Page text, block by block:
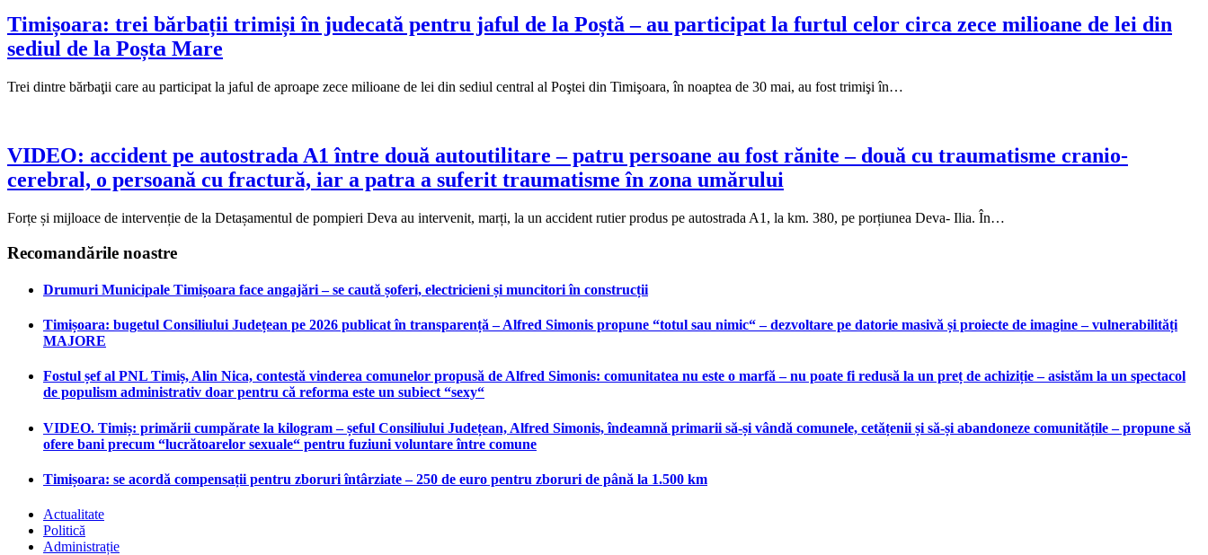
Timișoara: trei bărbații trimiși în judecată pentru jaful de la Poștă – au participat la furtul celor circa zece milioane de lei din
sediul de la Poșta Mare
Trei dintre bărbaţii care au participat la jaful de aproape zece milioane de lei din sediul central al Poştei din Timişoara, în noaptea de 30 mai, au fost trimişi în…
VIDEO: accident pe autostrada A1 între două autoutilitare – patru persoane au fost rănite – două cu traumatisme cranio-
cerebral, o persoană cu fractură, iar a patra a suferit traumatisme în zona umărului
Forțe și mijloace de intervenție de la Detașamentul de pompieri Deva au intervenit, marți, la un accident rutier produs pe autostrada A1, la km. 380, pe porțiunea Deva- Ilia. În…
Recomandările noastre
Drumuri Municipale Timișoara face angajări – se caută șoferi, electricieni și muncitori în construcții
Timișoara: bugetul Consiliului Județean pe 2026 publicat în transparență – Alfred Simonis propune “totul sau nimic“ – dezvoltare pe datorie masivă și proiecte de imagine – vulnerabilități
MAJORE
Fostul șef al PNL Timiș, Alin Nica, contestă vinderea comunelor propusă de Alfred Simonis: comunitatea nu este o marfă – nu poate fi redusă la un preț de achiziție – asistăm la un spectacol
de populism administrativ doar pentru că reforma este un subiect “sexy“
VIDEO. Timiș: primării cumpărate la kilogram – șeful Consiliului Județean, Alfred Simonis, îndeamnă primarii să-și vândă comunele, cetățenii și să-și abandoneze comunitățile – propune să
ofere bani precum “lucrătoarelor sexuale“ pentru fuziuni voluntare între comune
Timișoara: se acordă compensații pentru zboruri întârziate – 250 de euro pentru zboruri de până la 1.500 km
Actualitate
Politică
Administrație